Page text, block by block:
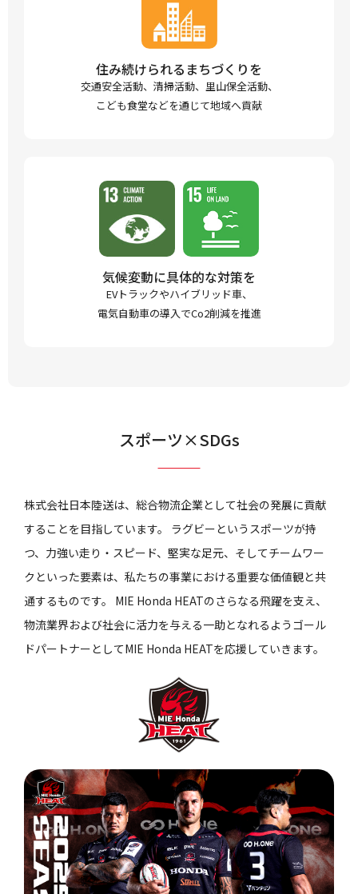
住み続けられるまちづくりを
交通安全活動、清掃活動、里山保全活動、
こども食堂などを通じて地域へ貢献
気候変動に具体的な対策を
EVトラックやハイブリッド車、
電気自動車の導入でCo2削減を推進
スポーツ×SDGs
株式会社日本陸送は、総合物流企業として社会の発展に貢献
することを目指しています。 ラグビーというスポーツが持
つ、力強い走り・スピード、堅実な足元、そしてチームワー
クといった要素は、私たちの事業における重要な価値観と共
通するものです。 MIE Honda HEATのさらなる飛躍を支え、
物流業界および社会に活力を与える一助となれるようゴール
ドパートナーとしてMIE Honda HEATを応援していきます。